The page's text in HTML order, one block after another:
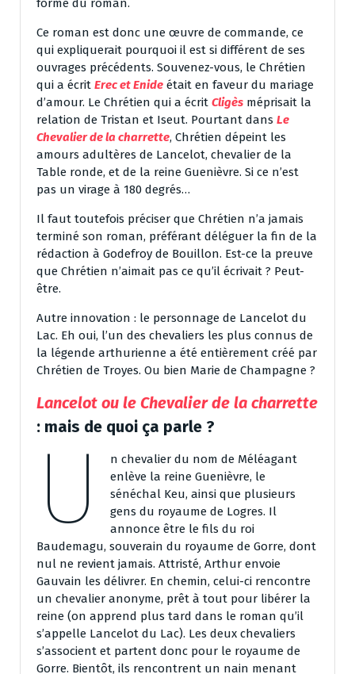
forme du roman.
Ce roman est donc une œuvre de commande, ce
qui expliquerait pourquoi il est si différent de ses
ouvrages précédents. Souvenez-vous, le Chrétien
qui a écrit Erec et Enide était en faveur du mariage
d’amour. Le Chrétien qui a écrit Cligès méprisait la
relation de Tristan et Iseut. Pourtant dans Le
Chevalier de la charrette, Chrétien dépeint les
amours adultères de Lancelot, chevalier de la
Table ronde, et de la reine Guenièvre. Si ce n’est
pas un virage à 180 degrés…
Il faut toutefois préciser que Chrétien n’a jamais
terminé son roman, préférant déléguer la fin de la
rédaction à Godefroy de Bouillon. Est-ce la preuve
que Chrétien n’aimait pas ce qu’il écrivait ? Peut-
être.
Autre innovation : le personnage de Lancelot du
Lac. Eh oui, l’un des chevaliers les plus connus de
la légende arthurienne a été entièrement créé par
Chrétien de Troyes. Ou bien Marie de Champagne ?
Lancelot ou le Chevalier de la charrette
: mais de quoi ça parle ?
U
n chevalier du nom de Méléagant
enlève la reine Guenièvre, le
sénéchal Keu, ainsi que plusieurs
gens du royaume de Logres. Il
annonce être le fils du roi
Baudemagu, souverain du royaume de Gorre, dont
nul ne revient jamais. Attristé, Arthur envoie
Gauvain les délivrer. En chemin, celui-ci rencontre
un chevalier anonyme, prêt à tout pour libérer la
reine (on apprend plus tard dans le roman qu’il
s’appelle Lancelot du Lac). Les deux chevaliers
s’associent et partent donc pour le royaume de
Gorre. Bientôt, ils rencontrent un nain menant